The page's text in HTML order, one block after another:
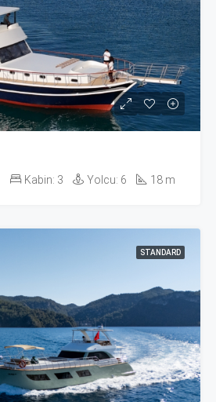
Kabin: 3 Yolcu: 6 18 m
STANDARD